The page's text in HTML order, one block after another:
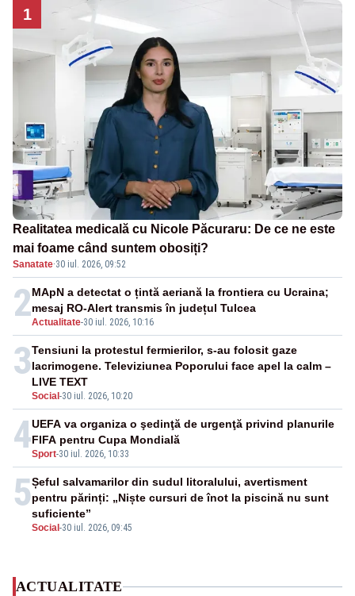
1
Realitatea medicală cu Nicole Păcuraru: De ce ne este
mai foame când suntem obosiți?
Sanatate·30 iul. 2026, 09:52
2Actualitate-30 iul. 2026, 10:16
MApN a detectat o țintă aeriană la frontiera cu Ucraina;
mesaj RO-Alert transmis în județul Tulcea
3
Social -30 iul. 2026, 10:20
Tensiuni la protestul fermierilor, s-au folosit gaze
lacrimogene. Televiziunea Poporului face apel la calm –
LIVE TEXT
4Sport-30 iul. 2026, 10:33
UEFA va organiza o şedinţă de urgenţă privind planurile
FIFA pentru Cupa Mondială
5
Social -30 iul. 2026, 09:45
Șeful salvamarilor din sudul litoralului, avertisment
pentru părinți: „Niște cursuri de înot la piscină nu sunt
suficiente”
ACTUALITATE